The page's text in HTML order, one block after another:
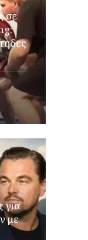
σε
για
με